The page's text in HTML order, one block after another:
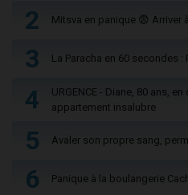
2 Mitsva en panique 😨 Arriver
3 La Paracha en 60 secondes :
4
URGENCE - Diane, 80 ans,
appartement insalubre
5 Avaler son propre sang,
6 Panique à la boulangerie